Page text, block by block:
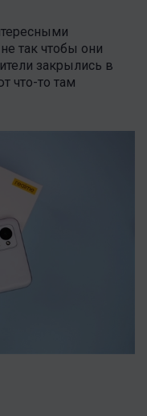
так чтобы они
закрылись в
что-то там